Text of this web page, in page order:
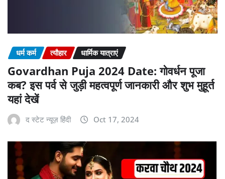
धर्म कर्म त्यौहार धार्मिक यात्राएं
Govardhan Puja 2024 Date: गोवर्धन पूजा
कब? इस पर्व से जुड़ी महत्वपूर्ण जानकारी और शुभ मुहूर्त
यहां देखें
द स्टेट न्यूज़ हिंदी Oct 17, 2024